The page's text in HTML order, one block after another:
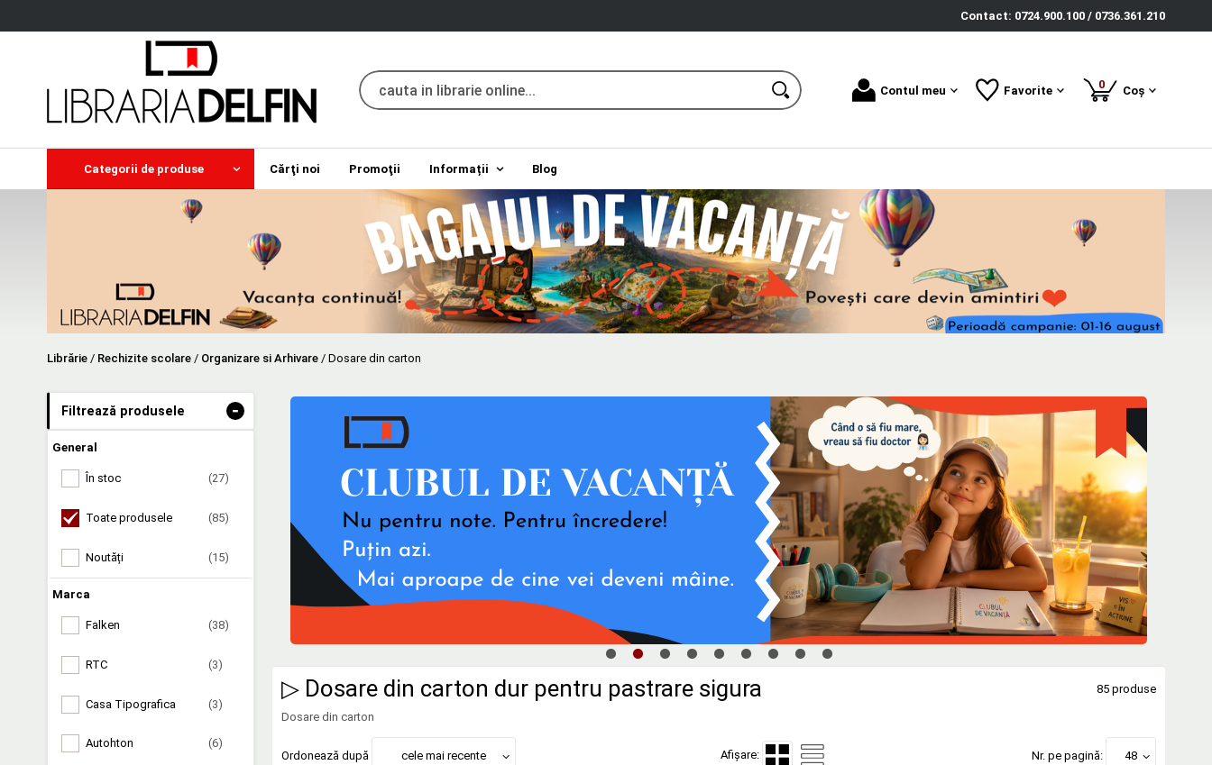
Contact: 0724.900.100 / 0736.361.210
Contul meu Favorite 0produse
Coș
Categorii de produse Cărţi noi Promoţii Informații Blog
Librărie / Rechizite scolare / Organizare si Arhivare / Dosare din carton
Filtrează produsele -
General
În stoc (27)
Toate produsele (85)
Noutăți (15)
Marca
Falken (38)
RTC (3)
Casa Tipografica (3)
Autohton (6)
▷ Dosare din carton dur pentru pastrare sigura 85 produse
Dosare din carton
Ordonează după cele mai recente Afișare: Nr. pe pagină: 48